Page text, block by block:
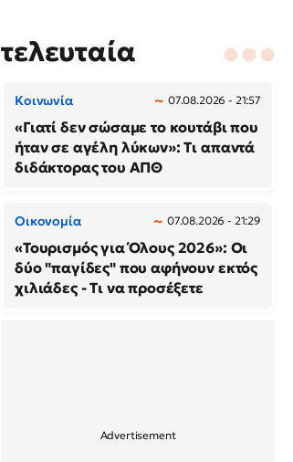
τελευταία
Κοινωνία 07.08.2026 - 21:57
«Γιατί δεν σώσαμε το κουτάβι που
ήταν σε αγέλη λύκων»: Τι απαντά
διδάκτορας του ΑΠΘ
Οικονομία 07.08.2026 - 21:29
«Τουρισμός για Όλους 2026»: Οι
δύο "παγίδες" που αφήνουν εκτός
χιλιάδες - Τι να προσέξετε